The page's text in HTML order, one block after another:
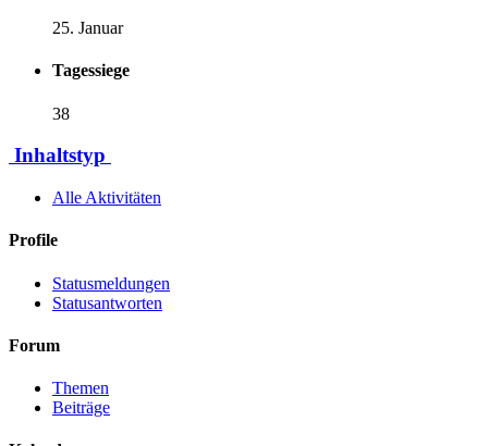
25. Januar
Tagessiege
38
Inhaltstyp
Alle Aktivitäten
Profile
Statusmeldungen
Statusantworten
Forum
Themen
Beiträge